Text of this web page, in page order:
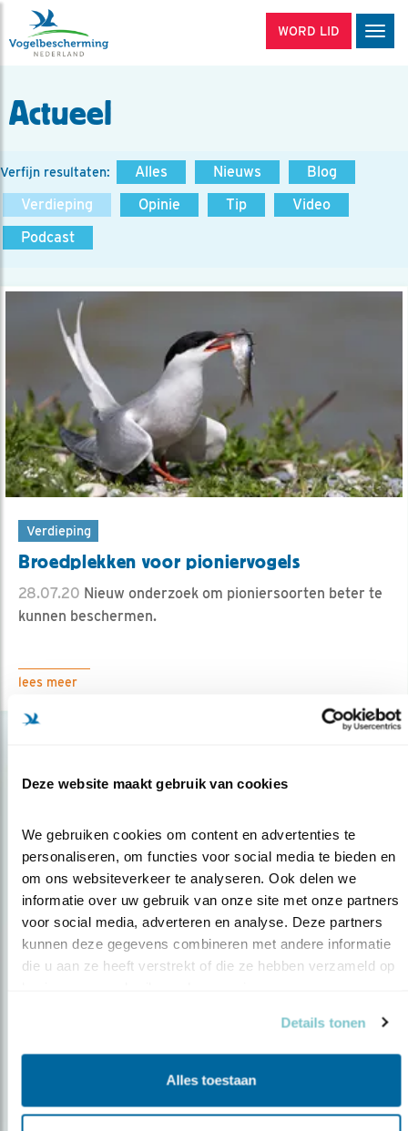
Deze website maakt gebruik van cookies
We gebruiken cookies om content en advertenties te
personaliseren, om functies voor social media te bieden en
om ons websiteverkeer te analyseren. Ook delen we
informatie over uw gebruik van onze site met onze partners
voor social media, adverteren en analyse. Deze partners
kunnen deze gegevens combineren met andere informatie
die u aan ze heeft verstrekt of die ze hebben verzameld op
Details tonen
Alles toestaan
WORD LID
Actueel
Verfijn resultaten: Alles Nieuws
Blog
Verdieping
Opinie Tip
Video
Podcast
Verdieping
Broedplekken voor pioniervogels
28.07.20 Nieuw onderzoek om pioniersoorten beter te
kunnen beschermen.
lees meer
Op de hoogte blijven?
Meld je aan en ontvang nieuws, inspiratie, acties en tips
over vogels en activiteiten van Vogelbescherming.
AANMELDEN VOGELNIEUWS